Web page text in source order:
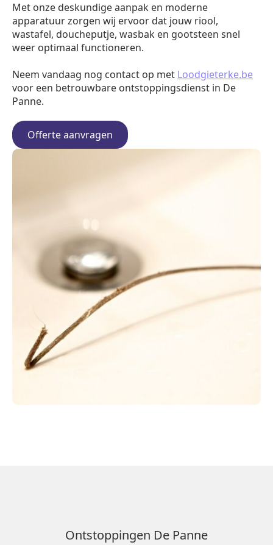
Met onze deskundige aanpak en moderne
apparatuur zorgen wij ervoor dat jouw riool,
wastafel, doucheputje, wasbak en gootsteen snel
weer optimaal functioneren.
Neem vandaag nog contact op met Loodgieterke.be
voor een betrouwbare ontstoppingsdienst in De
Panne.
Offerte aanvragen
Ontstoppingen De Panne